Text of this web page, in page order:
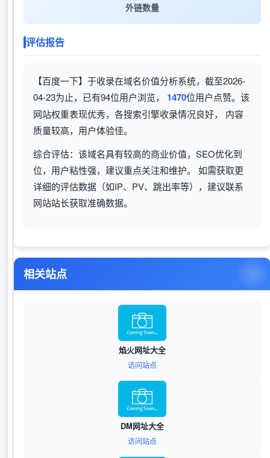
外链数量
评估报告
【百度一下】于收录在域名价值分析系统，截至2026-
04-23为止，已有94位用户浏览， 1470位用户点赞。该
网站权重表现优秀，各搜索引擎收录情况良好， 内容
质量较高，用户体验佳。
综合评估：该域名具有较高的商业价值，SEO优化到
位，用户粘性强，建议重点关注和维护。 如需获取更
详细的评估数据（如IP、PV、跳出率等），建议联系
网站站长获取准确数据。
相关站点
焰火网址大全
访问站点
DM网址大全
访问站点